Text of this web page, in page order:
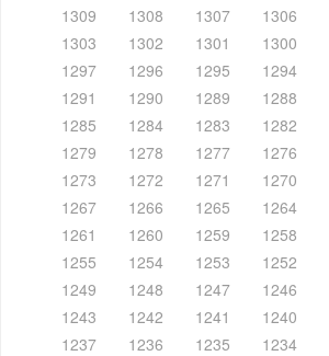
1309
1308 1307 1306
1303
1302 1301 1300
1297
1296 1295 1294
1291
1290 1289 1288
1285
1284 1283 1282
1279
1278 1277 1276
1273
1272 1271 1270
1267
1266 1265 1264
1261
1260 1259 1258
1255
1254 1253 1252
1249
1248 1247 1246
1243
1242 1241 1240
1237
1236 1235 1234